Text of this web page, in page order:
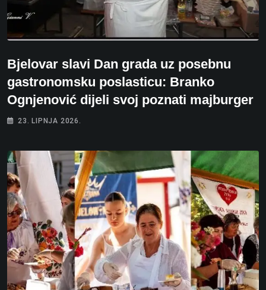
Bjelovar slavi Dan grada uz posebnu
gastronomsku poslasticu: Branko
Ognjenović dijeli svoj poznati majburger
23. LIPNJA 2026.